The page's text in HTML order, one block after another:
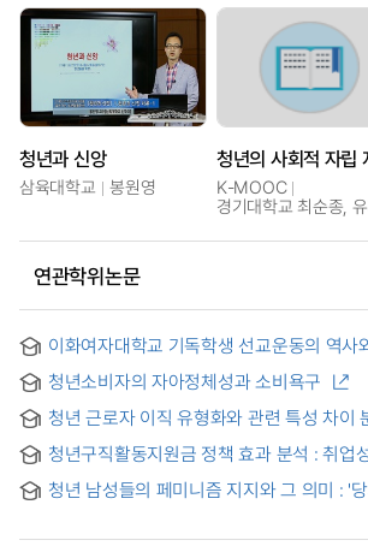
청년과 신앙
삼육대학교 봉원영
K-MOOC
경기대학교 최순종,
연관학위논문
이화여자대학교 기독학생 선교운동의 역
History of Ewha Woman's University
Mission Movement and Its Current
청년소비자의 자아정체성과 소비욕구
청년 근로자 이직 유형화와 관련 특성 차
Types of Turnover and Analysis of
Characteristics of Youth Employees
청년구직활동지원금 정책 효과 분석 : 취업
비교를 통해 = Analysis of the effect of
subsidy policy for youth
청년 남성들의 페미니즘 지지와 그 의미 : '
among Korean young men: Focusing